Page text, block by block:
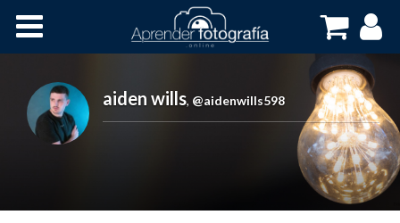
Cursos OnLine
aiden wills, @aidenwills598